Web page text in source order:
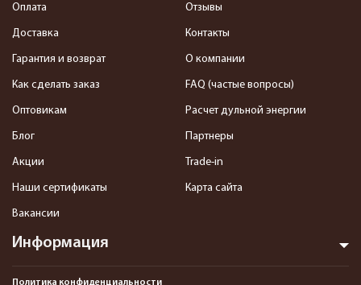
Информация
Оплата
Доставка
Гарантия и возврат
Как сделать заказ
Оптовикам
Блог
Акции
Наши сертификаты
Вакансии
Отзывы
Контакты
О компании
FAQ (частые вопросы)
Расчет дульной энергии
Партнеры
Trade-in
Карта сайта
Политика конфиденциальности